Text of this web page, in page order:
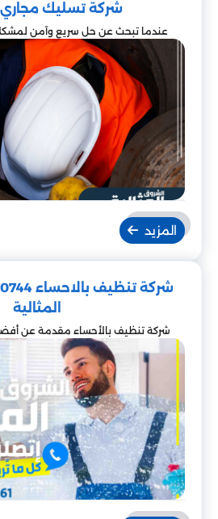
شركة تسليك مجاري
عندما تبحث عن حل سريع وآمن
المزيد
المثالية
شركة تنظيف بالأحساء مقدمة عن